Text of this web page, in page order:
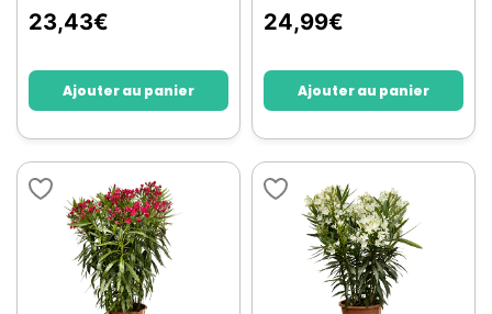
23,43€
Ajouter au panier
24,99€
Ajouter au panier